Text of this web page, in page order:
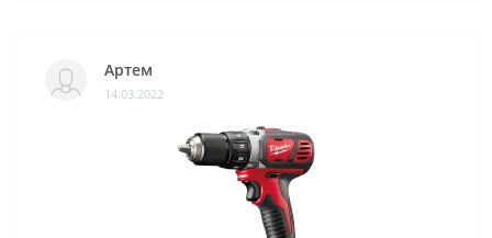
Артем
14.03.2022